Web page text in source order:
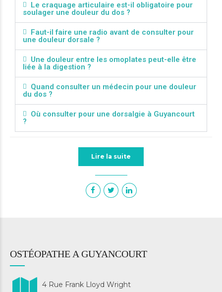
Le craquage articulaire est-il obligatoire pour
soulager une douleur du dos ?
Faut-il faire une radio avant de consulter pour
une douleur dorsale ?
Une douleur entre les omoplates peut-elle être
liée à la digestion ?
Quand consulter un médecin pour une douleur
du dos ?
Où consulter pour une dorsalgie à Guyancourt
?
Lire la suite
OSTÉOPATHE A GUYANCOURT
4 Rue Frank Lloyd Wright